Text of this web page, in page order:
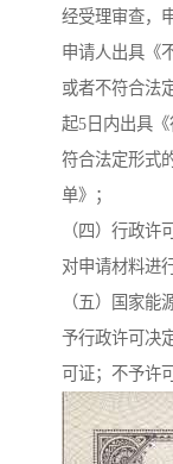
经受理审查，
申请人出具《
或者不符合法
起5日内出具
符合法定形式
单》；
（四）行政
对申请材料进
（五）国家
予行政许可决
可证；不予许